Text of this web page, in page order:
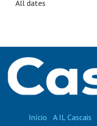
Início A IL Cascais